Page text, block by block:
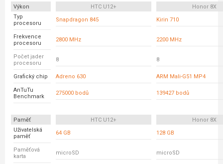
Výkon HTC U12+
Honor 8X
Typ
procesoru
Snapdragon 845 Kirin 710
Frekvence
procesoru
2800 MHz 2200 MHz
Počet jader
procesoru
8 8
Grafický chip Adreno 630 ARM Mali-G51 MP4
AnTuTu
Benchmark
275000 bodů 139427 bodů
Paměť HTC U12+
Honor 8X
Uživatelská
paměť
64 GB 128 GB
Paměťová
karta
microSD microSD